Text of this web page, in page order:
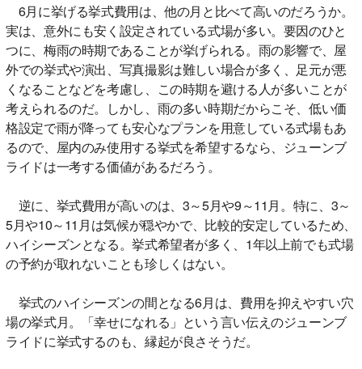
6月に挙げる挙式費用は、他の月と比べて高いのだろうか。
実は、意外にも安く設定されている式場が多い。要因のひと
つに、梅雨の時期であることが挙げられる。雨の影響で、屋
外での挙式や演出、写真撮影は難しい場合が多く、足元が悪
くなることなどを考慮し、この時期を避ける人が多いことが
考えられるのだ。しかし、雨の多い時期だからこそ、低い価
格設定で雨が降っても安心なプランを用意している式場もあ
るので、屋内のみ使用する挙式を希望するなら、ジューンブ
ライドは一考する価値があるだろう。
逆に、挙式費用が高いのは、3～5月や9～11月。特に、3～
5月や10～11月は気候が穏やかで、比較的安定しているため、
ハイシーズンとなる。挙式希望者が多く、1年以上前でも式場
の予約が取れないことも珍しくはない。
挙式のハイシーズンの間となる6月は、費用を抑えやすい穴
場の挙式月。「幸せになれる」という言い伝えのジューンブ
ライドに挙式するのも、縁起が良さそうだ。